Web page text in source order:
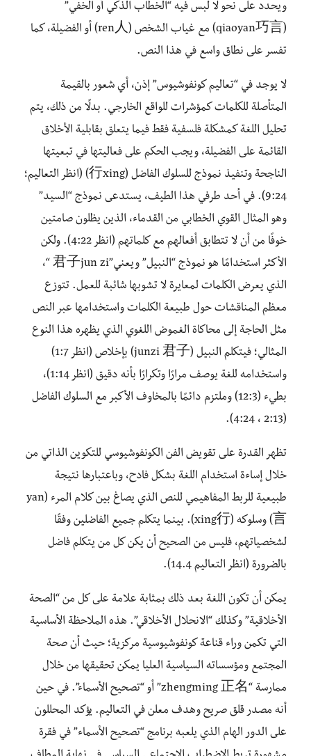
ويحدد على نحو لا لبس فيه “الخطاب الذكي أو الخفي”
(qiaoyan巧言) مع غياب الشخص (ren人) أو الفضيلة، كما
تفسر على نطاق واسع في هذا النص.
لا يوجد في “تعاليم كونفوشيوس” إذن، أي شعور بالقيمة
المتأصلة للكلمات كمؤشرات للواقع الخارجي. بدلًا من ذلك، يتم
تحليل اللغة كمشكلة فلسفية فقط فيما يتعلق بقابلية الأخلاق
القائمة على الفضيلة، ويجب الحكم على فعاليتها في تبعيتها
الناجحة وتنفيذ نموذج للسلوك الفاضل (行xing) (انظر التعاليم؛
9:24). في أحد طرفي هذا الطيف، يستدعى نموذج “السيد”
وهو المثال القوي الخطابي من القدماء، الذين يظلون صامتين
خوفًا من أن لا تتطابق أفعالهم مع كلماتهم (انظر 4:22). ولكن
الأكثر استخدامًا هو نموذج “النبيل” ويعني”君子jun zi “،
الذي يعرض الكلمات لمعايرة لا تشوبها شائبة للعمل. تتوزع
معظم المناقشات حول طبيعة الكلمات واستخدامها عبر النص
مثل الحاجة إلى محاكاة الغموض اللغوي الذي يظهره هذا النوع
المثالي؛ فيتكلم النبيل (junzi 君子) بإخلاص (انظر 1:7)
واستخدامه للغة يوصف مرارًا وتكرارًا بأنه دقيق (انظر 1:14)،
بطيء (12:3) وملتزم دائمًا بالمخاوف الأكبر مع السلوك الفاضل
(2:13 ، 4:24).
تظهر القدرة على تقويض الفن الكونفوشيوسي للتكوين الذاتي من
خلال إساءة استخدام اللغة بشكل فادح، وباعتبارها نتيجة
طبيعية للربط المفاهيمي للنص الذي يصاغ بين كلام المرء (yan
言) وسلوكه (xing行). بينما يتكلم جميع الفاضلين وفقًا
لشخصياتهم، فليس من الصحيح أن يكن كل من يتكلم فاضل
بالضرورة (انظر التعاليم 14.4).
يمكن أن تكون اللغة بعد ذلك بمثابة علامة على كل من “الصحة
الأخلاقية” وكذلك “الانحلال الأخلاقي”. هذه الملاحظة الأساسية
التي تكمن وراء قناعة كونفوشيوسية مركزية؛ حيث أن صحة
المجتمع ومؤسساته السياسية العليا يمكن تحقيقها من خلال
ممارسة “zhengming 正名” أو “تصحيح الأسماء”. في حين
أنه مصدر قلق صريح وهدف معلن في التعاليم. يؤكد المحللون
على الدور الهام الذي يلعبه برنامج “تصحيح الأسماء” في فقرة